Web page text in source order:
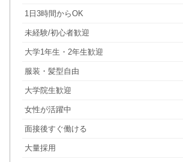
1日3時間からOK
未経験/初心者歓迎
大学1年生・2年生歓迎
服装・髪型自由
大学院生歓迎
女性が活躍中
面接後すぐ働ける
大量採用